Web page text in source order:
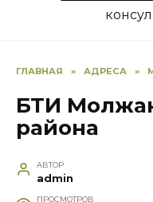
ГЛАВНАЯ » АДРЕСА »
БТИ
района
АВТОР
admin
ПРОСМОТРОВ